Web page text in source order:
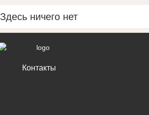
Здесь ничего нет
Контакты